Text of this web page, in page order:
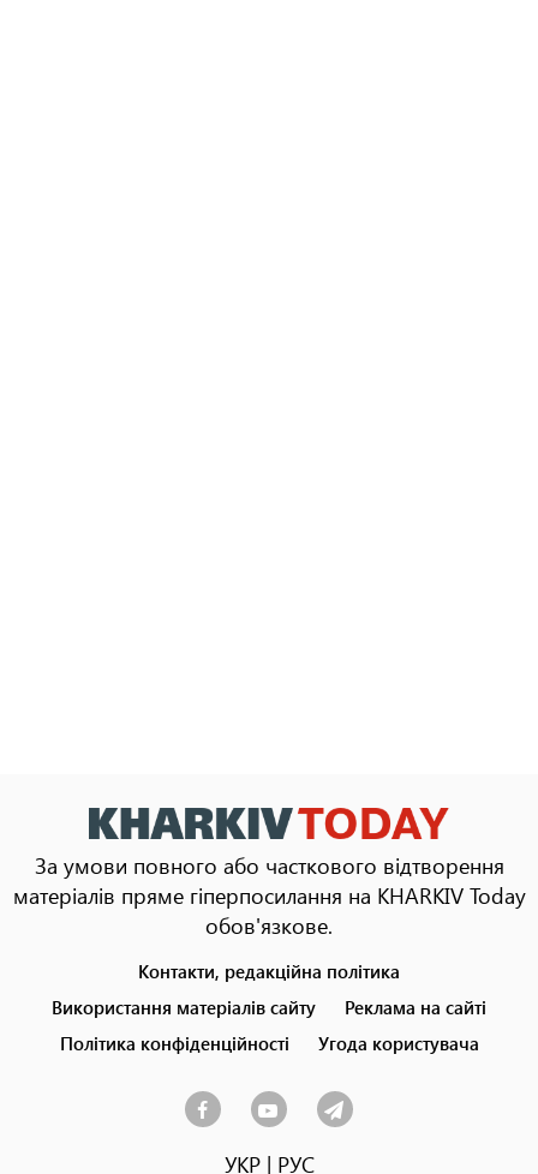
За умови повного або часткового відтворення
матеріалів пряме гіперпосилання на KHARKIV Today
обов'язкове.
menu
Контакти, редакційна політика
Використання матеріалів сайту
Реклама на сайті
Політика конфіденційності
Угода користувача
УКР| РУС